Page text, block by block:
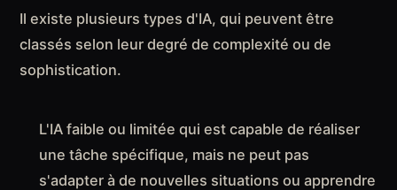
Il existe plusieurs types d'IA, qui peuvent être
classés selon leur degré de complexité ou de
sophistication.
L'IA faible ou limitée qui est capable de réaliser
une tâche spécifique, mais ne peut pas
s'adapter à de nouvelles situations ou apprendre